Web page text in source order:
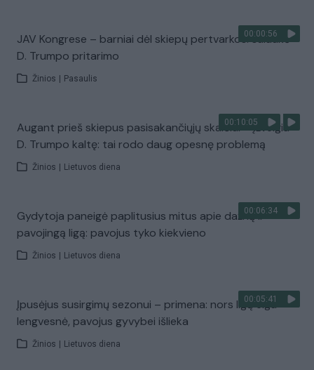
00:00:56
JAV Kongrese – barniai dėl skiepų pertvarkos: sulaukė
D. Trumpo pritarimo
Žinios Pasaulis
00:10:05
Augant prieš skiepus pasisakančiųjų skaičiui – įžvelgia
D. Trumpo kaltę: tai rodo daug opesnę problemą
Žinios Lietuvos diena
00:06:34
Gydytoja paneigė paplitusius mitus apie dažną ir
pavojingą ligą: pavojus tyko kiekvieno
Žinios Lietuvos diena
00:05:41
Įpusėjus susirgimų sezonui – primena: nors ligų eiga
lengvesnė, pavojus gyvybei išlieka
Žinios Lietuvos diena